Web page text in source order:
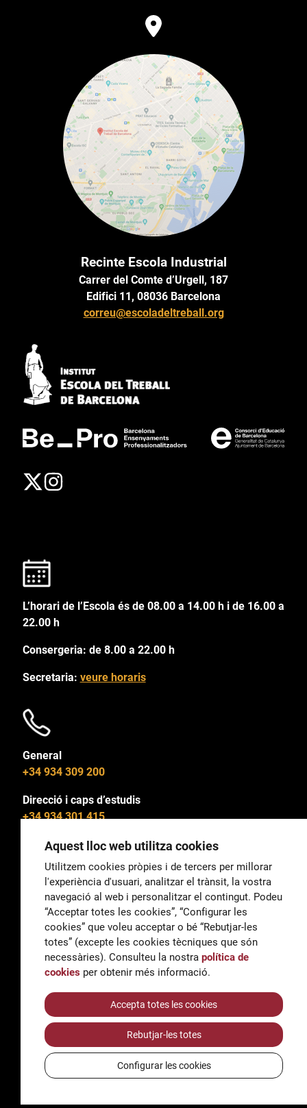
Recinte Escola Industrial
Carrer del Comte d’Urgell, 187
Edifici 11, 08036 Barcelona
correu@escoladeltreball.org
L’horari de l’Escola és de 08.00 a 14.00 h i de 16.00 a
22.00 h
Consergeria: de 8.00 a 22.00 h
Secretaria: veure horaris
General
+34 934 309 200
Direcció i caps d’estudis
+34 934 301 415
General
correu@escoladeltreball.org
Informació
informacio@escoladeltreball.org
AccessibilitatAvís legal i Política de Privacitat
Política de cookies
Crèdits
Aquest lloc web utilitza cookies
Utilitzem cookies pròpies i de tercers per millorar
l'experiència d'usuari, analitzar el trànsit, la vostra
navegació al web i personalitzar el contingut. Podeu
“Acceptar totes les cookies”, “Configurar les
cookies” que voleu acceptar o bé “Rebutjar-les
totes” (excepte les cookies tècniques que són
necessàries). Consulteu la nostra política de
cookies per obtenir més informació.
Accepta totes les cookies
Rebutjar-les totes
Configurar les cookies